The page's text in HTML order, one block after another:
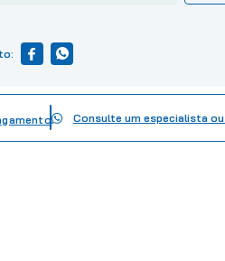
Consulte um especialista